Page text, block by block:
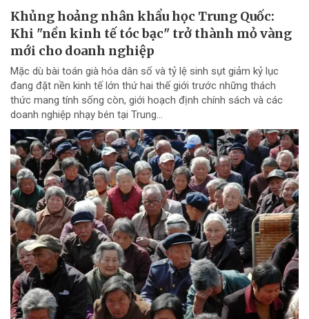
Khủng hoảng nhân khẩu học Trung Quốc:
Khi "nền kinh tế tóc bạc" trở thành mỏ vàng
mới cho doanh nghiệp
Mặc dù bài toán già hóa dân số và tỷ lệ sinh sụt giảm kỷ lục
đang đặt nền kinh tế lớn thứ hai thế giới trước những thách
thức mang tính sống còn, giới hoạch định chính sách và các
doanh nghiệp nhạy bén tại Trung...